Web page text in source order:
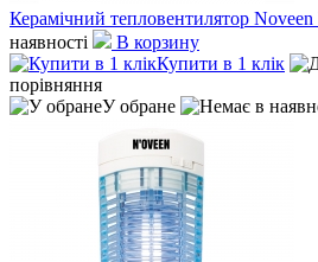
Керамічний тепловентилятор
наявності
В корзину
Купити в 1 клік
порівняння
У обране